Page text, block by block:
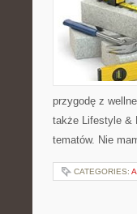
przygodę z
także Lifestyle &
tematów. Nie
CATEGORIES: